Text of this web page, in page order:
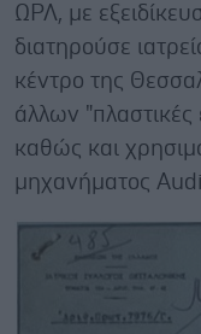
ΩΡΛ, με
διατηρούσε
κέντρο της
άλλων "πλαστικές
καθώς και
μηχανήματος